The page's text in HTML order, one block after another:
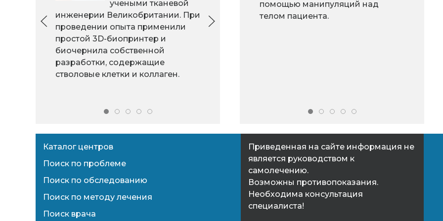
учеными тканевой
инженерии Великобритании. При
проведении опыта применили
простой 3D-биопринтер и
биочернила собственной
разработки, содержащие
стволовые клетки и коллаген.
себя более
эффективным, чем лекарства,
помощью манипуляций над
телом пациента.
Каталог центров
Поиск по проблеме
Поиск по обследованию
Поиск по методу лечения
Поиск врача
Приведенная на сайте информация не
является руководством к
самолечению.
Возможны противопоказания.
Необходима консультация
специалиста!